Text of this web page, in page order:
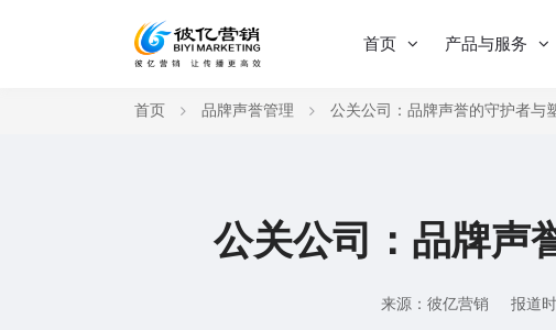
首页 产品与服务
首页 品牌声誉管理 公关公司：品牌声誉的守护者与
公关公司：品牌声
来源：彼亿营销 报道